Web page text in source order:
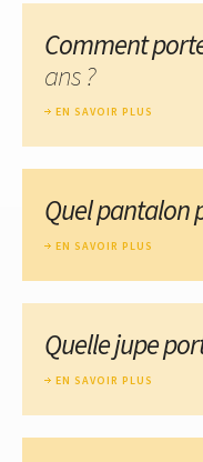
Comment
ans ?
EN SAVOIR PLUS
Quel pantalon
EN SAVOIR PLUS
Quelle jupe
EN SAVOIR PLUS